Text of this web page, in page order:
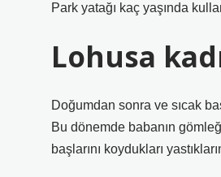
Park yatağı kaç yaşında
Lohusa
Doğumdan sonra ve sıcak
Bu dönemde babanın
başlarını koydukları